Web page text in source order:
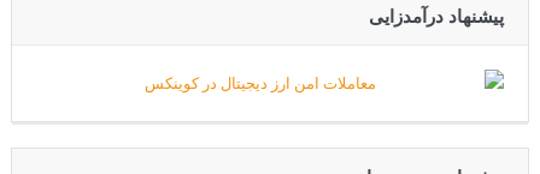
پیشنهاد درآمدزایی